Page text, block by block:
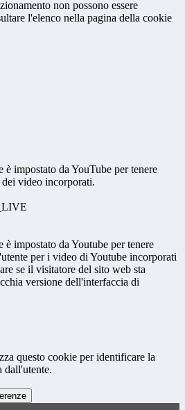
non possono essere
l'elenco nella pagina della cookie
è impostato da YouTube per tenere
video incorporati.
è impostato da Youtube per tenere
per i video di Youtube incorporati
se il visitatore del sito web sta
versione dell'interfaccia di
questo cookie per identificare la
dall'utente.